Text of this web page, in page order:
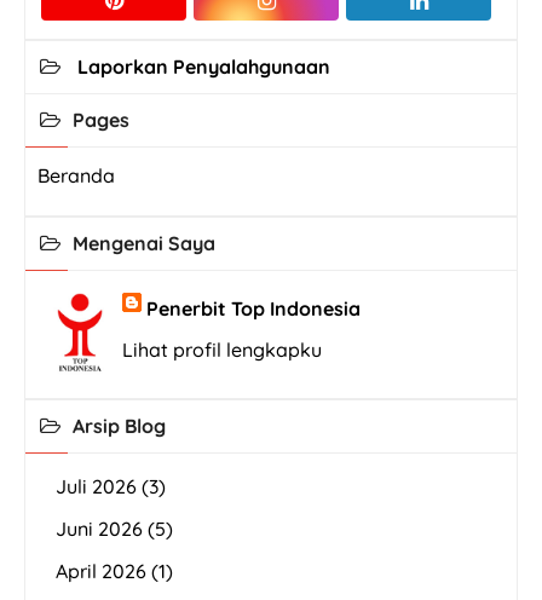
Laporkan Penyalahgunaan
Pages
Beranda
Mengenai Saya
Penerbit Top Indonesia
Lihat profil lengkapku
Arsip Blog
Juli 2026 (3)
Juni 2026 (5)
April 2026 (1)